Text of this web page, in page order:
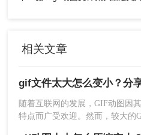
适用于临时或单个文件的
优点：无需下载安装
相关文章
gif文件太大怎么变小？分
随着互联网的发展，GIF动图因
特点而广受欢迎。然而，较大的